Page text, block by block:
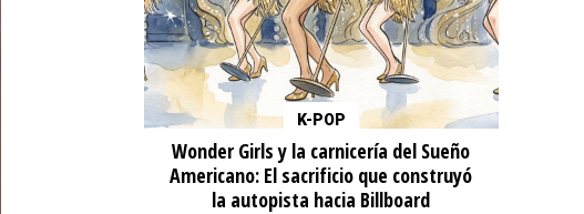
K-POP
Wonder Girls y la carnicería del Sueño
Americano: El sacrificio que construyó
la autopista hacia Billboard